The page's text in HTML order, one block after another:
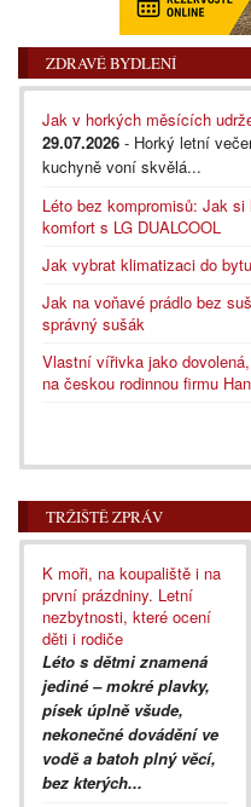
ZDRAVÉ BYDLENÍ
Jak v horkých měsících
29.07.2026 - Horký letní
kuchyně voní skvělá...
Léto bez kompromisů: Jak
komfort s LG DUALCOOL
Jak vybrat klimatizaci do
Jak na voňavé prádlo bez
správný sušák
Vlastní vířivka jako
na českou rodinnou firmu
TRŽIŠTĚ ZPRÁV
K moři, na koupaliště i na
první prázdniny. Letní
nezbytnosti, které ocení
děti i rodiče
Léto s dětmi znamená
jediné – mokré plavky,
písek úplně všude,
nekonečné dovádění ve
vodě a batoh plný věcí,
bez kterých...